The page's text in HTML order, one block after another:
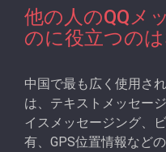
他の人のQQメ
のに役立つの
中国で最も広く使用さ
は、テキストメッセー
イスメッセージング、
有、GPS位置情報など